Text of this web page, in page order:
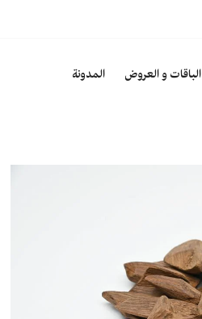
الباقات و العروض المدونة